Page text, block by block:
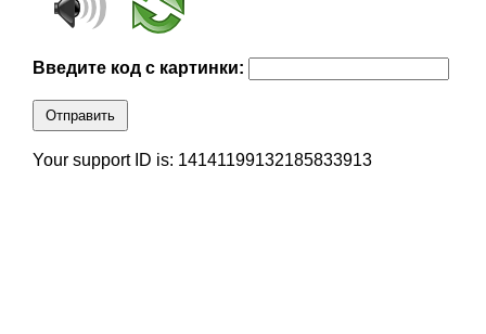
Введите код с картинки:
Отправить
Your support ID is: 14141199132185833913